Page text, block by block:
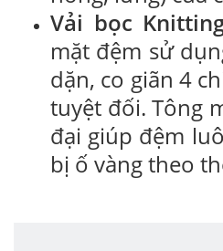
Vải bọc
mặt đệm sử
dặn, co giãn 4
tuyệt đối. Tông
đại giúp đệm
bị ố vàng theo